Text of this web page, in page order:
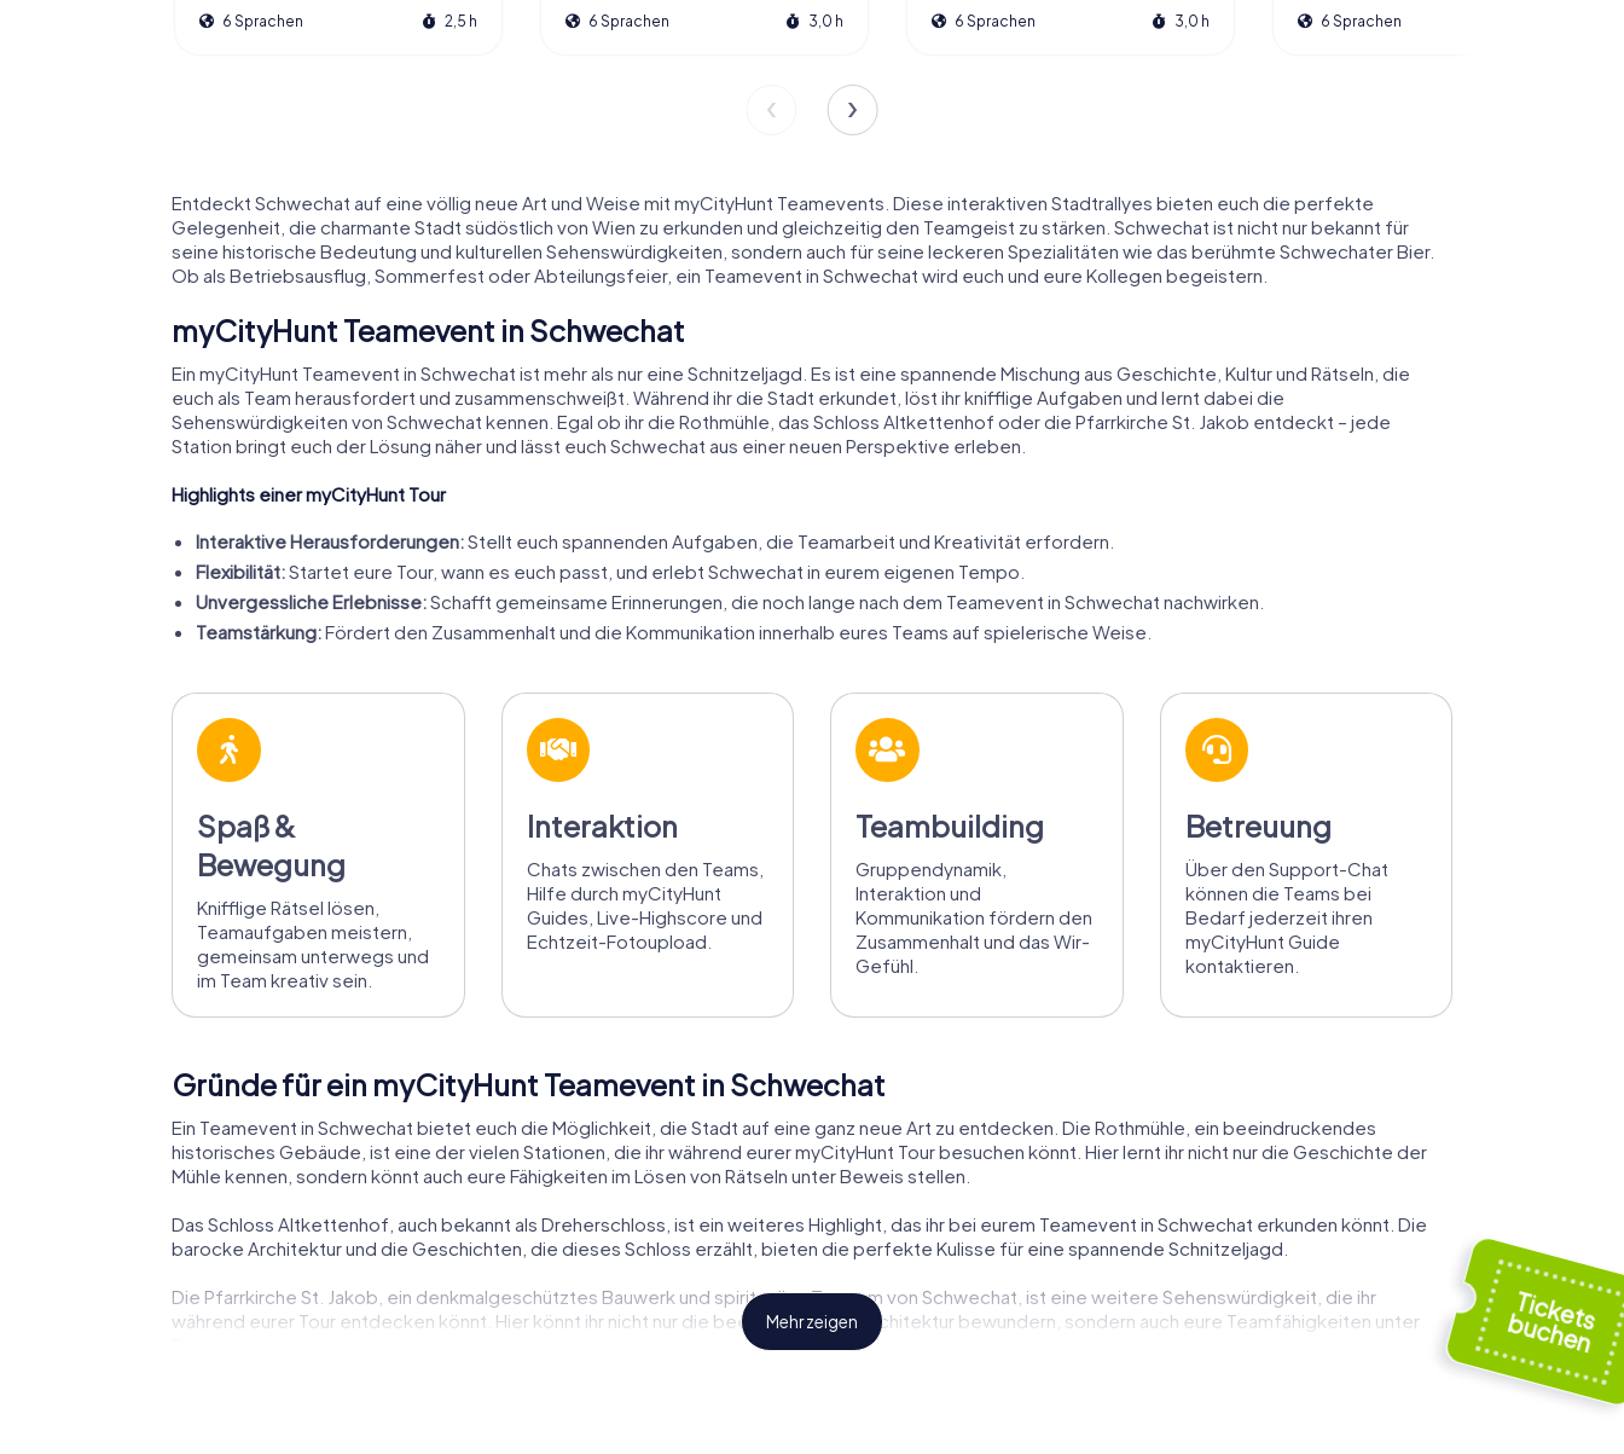
6 Sprachen 2,5 h 6 Sprachen 3,0 h 6 Sprachen 3,0 h 6 Sprachen
Entdeckt Schwechat auf eine völlig neue Art und Weise mit myCityHunt Teamevents. Diese interaktiven Stadtrallyes bieten euch die perfekte
Gelegenheit, die charmante Stadt südöstlich von Wien zu erkunden und gleichzeitig den Teamgeist zu stärken. Schwechat ist nicht nur bekannt für
seine historische Bedeutung und kulturellen Sehenswürdigkeiten, sondern auch für seine leckeren Spezialitäten wie das berühmte Schwechater Bier.
Ob als Betriebsausflug, Sommerfest oder Abteilungsfeier, ein Teamevent in Schwechat wird euch und eure Kollegen begeistern.
myCityHunt Teamevent in Schwechat
Ein myCityHunt Teamevent in Schwechat ist mehr als nur eine Schnitzeljagd. Es ist eine spannende Mischung aus Geschichte, Kultur und Rätseln, die
euch als Team herausfordert und zusammenschweißt. Während ihr die Stadt erkundet, löst ihr knifflige Aufgaben und lernt dabei die
Sehenswürdigkeiten von Schwechat kennen. Egal ob ihr die Rothmühle, das Schloss Altkettenhof oder die Pfarrkirche St. Jakob entdeckt – jede
Station bringt euch der Lösung näher und lässt euch Schwechat aus einer neuen Perspektive erleben.
Highlights einer myCityHunt Tour
Interaktive Herausforderungen:Stellt euch spannenden Aufgaben, die Teamarbeit und Kreativität erfordern.
Flexibilität:Startet eure Tour, wann es euch passt, und erlebt Schwechat in eurem eigenen Tempo.
Unvergessliche Erlebnisse:Schafft gemeinsame Erinnerungen, die noch lange nach dem Teamevent in Schwechat nachwirken.
Teamstärkung:Fördert den Zusammenhalt und die Kommunikation innerhalb eures Teams auf spielerische Weise.
Spaß &
Bewegung
Knifflige Rätsel lösen,
Teamaufgaben meistern,
gemeinsam unterwegs und
im Team kreativ sein.
Interaktion
Chats zwischen den Teams,
Hilfe durch myCityHunt
Guides, Live-Highscore und
Echtzeit-Fotoupload.
Teambuilding
Gruppendynamik,
Interaktion und
Kommunikation fördern den
Zusammenhalt und das Wir-
Gefühl.
Betreuung
Über den Support-Chat
können die Teams bei
Bedarf jederzeit ihren
myCityHunt Guide
kontaktieren.
Gründe für ein myCityHunt Teamevent in Schwechat
Ein Teamevent in Schwechat bietet euch die Möglichkeit, die Stadt auf eine ganz neue Art zu entdecken. Die Rothmühle, ein beeindruckendes
historisches Gebäude, ist eine der vielen Stationen, die ihr während eurer myCityHunt Tour besuchen könnt. Hier lernt ihr nicht nur die Geschichte der
Mühle kennen, sondern könnt auch eure Fähigkeiten im Lösen von Rätseln unter Beweis stellen.
Das Schloss Altkettenhof, auch bekannt als Dreherschloss, ist ein weiteres Highlight, das ihr bei eurem Teamevent in Schwechat erkunden könnt. Die
barocke Architektur und die Geschichten, die dieses Schloss erzählt, bieten die perfekte Kulisse für eine spannende Schnitzeljagd.
Die Pfarrkirche St. Jakob, ein denkmalgeschütztes Bauwerk und spirituelles Zentrum von Schwechat, ist eine weitere Sehenswürdigkeit, die ihr
während eurer Tour entdecken könnt. Hier könnt ihr nicht nur die beeindruckende Architektur bewundern, sondern auch eure Teamfähigkeiten unter
Mehr zeigen